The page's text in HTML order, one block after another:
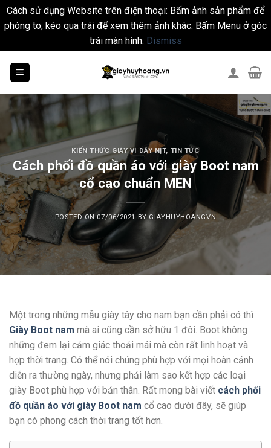
Cách sử dụng Website trên điện thoại: Bấm ảnh sản phẩm để
phóng to, kéo qua trái để xem thêm ảnh khác. Bấm Menu ở góc
trái màn hình. Dismiss
KIẾN THỨC GIÀY VÍ DÂY NỊT, TIN TỨC
Cách phối đồ quần áo với giày Boot nam
cổ cao chuẩn MEN
POSTED ON07/06/2021 BY GIAYHUYHOANGVN
Một trong những mẫu giày tây cho nam bạn cần phải có thì
Giày Boot nam mà ai cũng cần sở hữu 1 đôi. Boot không
những đem lại cảm giác thoải mái mà còn rất linh hoạt và
hợp thời trang. Có thể nói chúng phù hợp với mọi hoàn cảnh
diễn ra thường ngày, nhưng phải làm sao kết hợp các loại
giày Boot phù hợp với bản thân. Rất mong bài viết cách phối
đồ quần áo với giày Boot nam cổ cao dưới đây, sẽ giúp
bạn có phong cách thời trang tốt hơn.